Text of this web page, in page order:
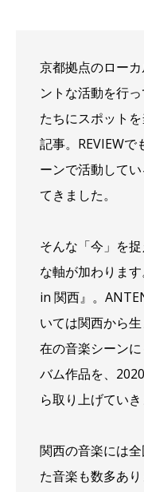
京都拠点のロー
ントな活動を行
たちにスポット
記事。REVIEW
ーンで活動して
てきました。
そんな「今」を
な軸が加わりま
in 関西』。
いては関西から
在の音楽シーン
バム作品を、
ら取り上げていき
関西の音楽には
た音楽も数多あ